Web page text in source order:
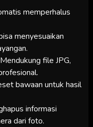
memperhalus
menyesuaikan
Mendukung file JPG,
bawaan untuk hasil
informasi
dari foto.